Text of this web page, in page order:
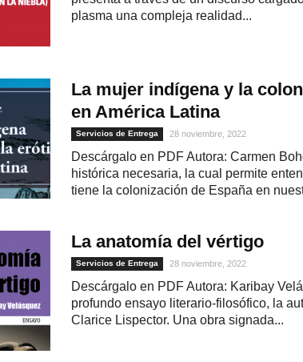
plasma una compleja realidad...
La mujer indígena y la
en América Latina
Servicios de Entrega 28 noviembre, 2022
Descárgalo en PDF Autora: Carmen
histórica necesaria, la cual permite
tiene la colonización de España en
La anatomía del vértigo
Servicios de Entrega 28 noviembre, 2022
Descárgalo en PDF Autora: Karibay
profundo ensayo literario-filosófico, la
Clarice Lispector. Una obra signada...